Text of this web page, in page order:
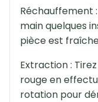
Réchauffement
main quelques
pièce est
Extraction :
rouge en
rotation pour